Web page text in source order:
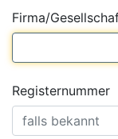
Firma/
Registernummer